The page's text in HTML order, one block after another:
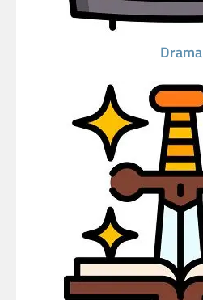
Drama